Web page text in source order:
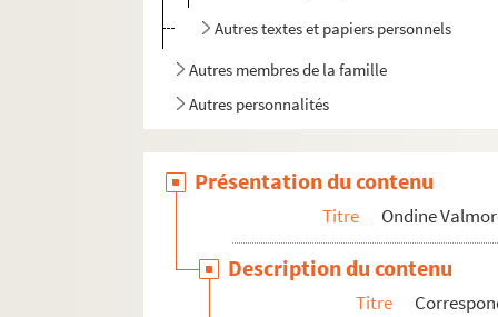
Autres textes et papiers personnels
Autres membres de la famille
Autres personnalités
Présentation du contenu
Titre Ondine
Description du contenu
Titre